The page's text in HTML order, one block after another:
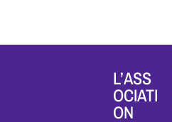
L’ASS
OCIATI
ON